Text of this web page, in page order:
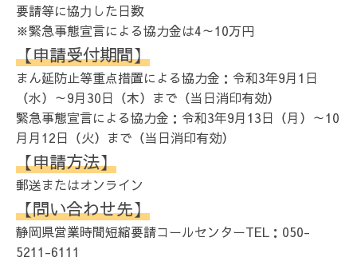
要請等に協⼒した日数
※緊急事態宣言による協力金は4～10万円
【申請受付期間】
まん延防止等重点措置による協力金：令和3年9月1日
（水）～9月30日（木）まで（当日消印有効）
緊急事態宣言による協力金：令和3年9月13日（月）～10
月月12日（火）まで（当日消印有効）
【申請方法】
郵送またはオンライン
【問い合わせ先】
静岡県営業時間短縮要請コールセンターTEL：050-
5211-6111